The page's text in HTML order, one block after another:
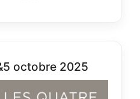
octobre 2025